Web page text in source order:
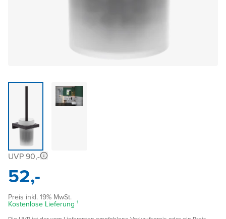
UVP 90,-
52,-
Preis inkl. 19% MwSt.
Kostenlose Lieferung ¹